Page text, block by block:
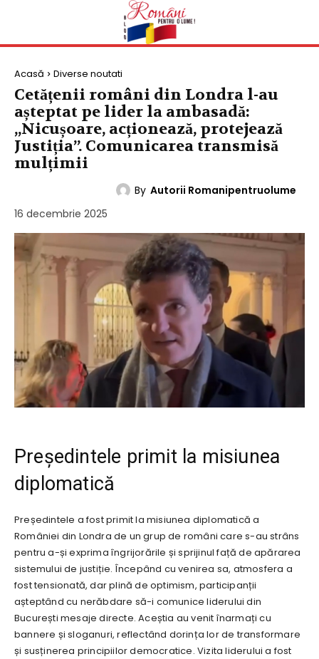
Acasă Diverse noutati
Cetățenii români din Londra l-au
așteptat pe lider la ambasadă:
„Nicușoare, acționează, protejează
Justiția”. Comunicarea transmisă
mulțimii
By Autorii Romanipentruolume
16 decembrie 2025
Președintele primit la misiunea
diplomatică
Președintele a fost primit la misiunea diplomatică a
României din Londra de un grup de români care s-au strâns
pentru a-și exprima îngrijorările și sprijinul față de apărarea
sistemului de justiție. Începând cu venirea sa, atmosfera a
fost tensionată, dar plină de optimism, participanții
așteptând cu nerăbdare să-i comunice liderului din
București mesaje directe. Aceștia au venit înarmați cu
bannere și sloganuri, reflectând dorința lor de transformare
și susținerea principiilor democratice. Vizita liderului a fost